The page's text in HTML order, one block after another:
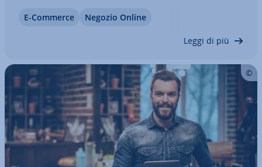
(Payment Services Directive 2) l’Unione Europea ha
E-Commerce Negozio Online
Leggi di più